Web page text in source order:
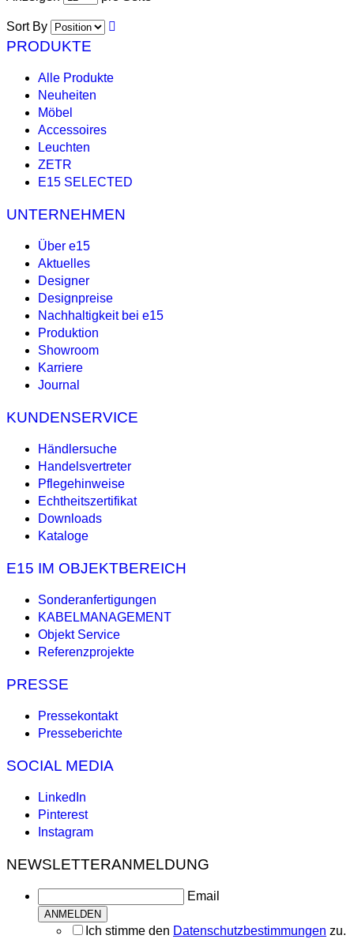
Sort By
PRODUKTE
Alle Produkte
Neuheiten
Möbel
Accessoires
Leuchten
ZETR
E15 SELECTED
UNTERNEHMEN
Über e15
Aktuelles
Designer
Designpreise
Nachhaltigkeit bei e15
Produktion
Showroom
Karriere
Journal
KUNDENSERVICE
Händlersuche
Handelsvertreter
Pflegehinweise
Echtheitszertifikat
Downloads
Kataloge
E15 IM OBJEKTBEREICH
Sonderanfertigungen
KABELMANAGEMENT
Objekt Service
Referenzprojekte
PRESSE
Pressekontakt
Presseberichte
SOCIAL MEDIA
LinkedIn
Pinterest
Instagram
NEWSLETTERANMELDUNG
Email
Ich stimme den Datenschutzbestimmungen zu.